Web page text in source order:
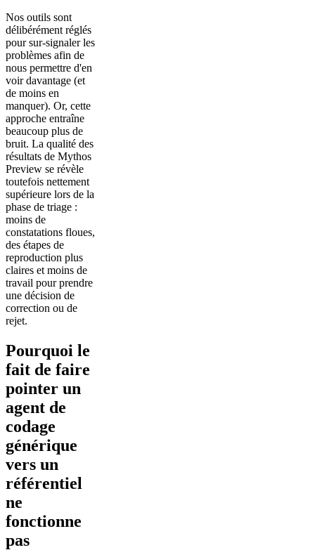
Nos outils sont
délibérément réglés
pour sur-signaler les
problèmes afin de
nous permettre d'en
voir davantage (et
de moins en
manquer). Or, cette
approche entraîne
beaucoup plus de
bruit. La qualité des
résultats de Mythos
Preview se révèle
toutefois nettement
supérieure lors de la
phase de triage :
moins de
constatations floues,
des étapes de
reproduction plus
claires et moins de
travail pour prendre
une décision de
correction ou de
rejet.
Pourquoi le
fait de faire
pointer un
agent de
codage
générique
vers un
référentiel
ne
fonctionne
pas